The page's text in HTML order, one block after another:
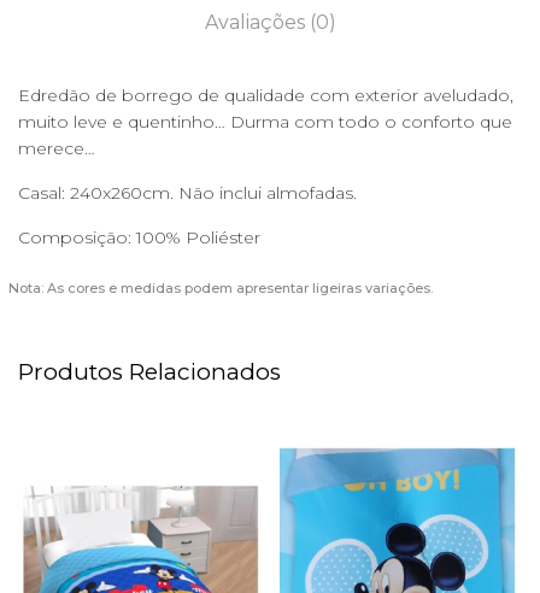
Avaliações (0)
Edredão de borrego de qualidade com exterior aveludado,
muito leve e quentinho… Durma com todo o conforto que
merece…
Casal: 240x260cm. Não inclui almofadas.
Composição: 100% Poliéster
Nota: As cores e medidas podem apresentar ligeiras variações.
Produtos Relacionados